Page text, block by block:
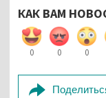
КАК ВАМ
0 0 0